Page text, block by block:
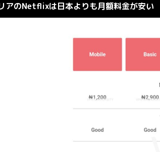
アのNetflixは日本よりも月額料金が安い